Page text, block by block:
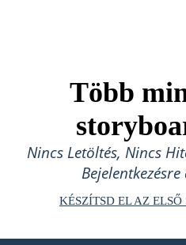
Több
Nincs Letöltés, Nincs
KÉSZÍTSD EL AZ